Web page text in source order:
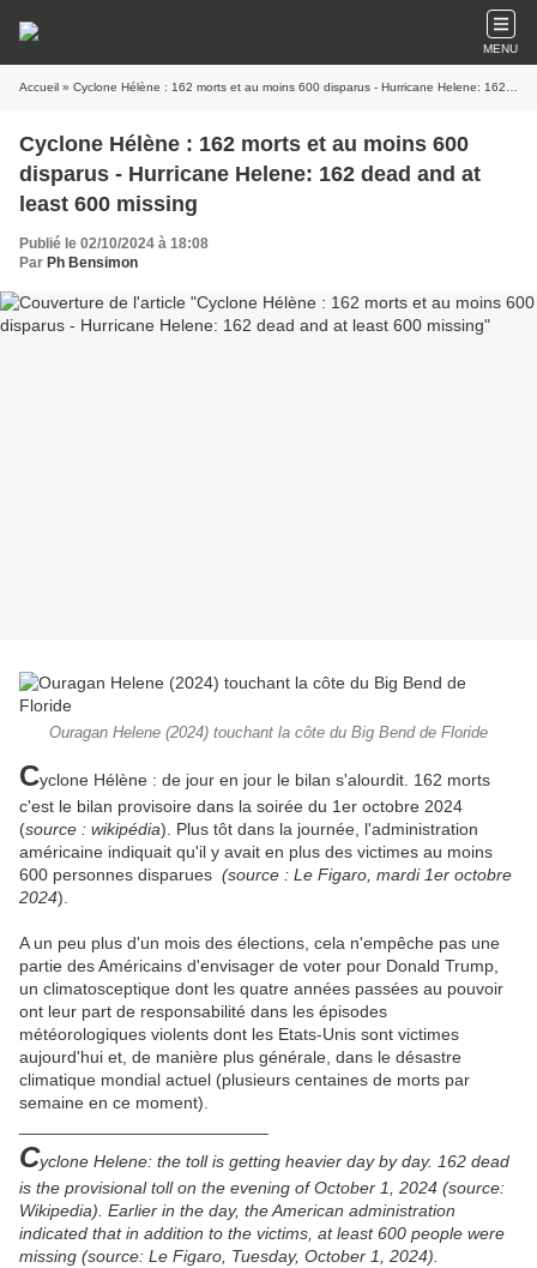
MENU
Accueil » Cyclone Hélène : 162 morts et au moins 600 disparus - Hurricane Helene: 162 dead and at least 600 missing
Cyclone Hélène : 162 morts et au moins 600
disparus - Hurricane Helene: 162 dead and at
least 600 missing
Publié le 02/10/2024 à 18:08
Par Ph Bensimon
Ouragan Helene (2024) touchant la côte du Big Bend de Floride
Cyclone Hélène : de jour en jour le bilan s'alourdit. 162 morts
c'est le bilan provisoire dans la soirée du 1er octobre 2024
(source : wikipédia). Plus tôt dans la journée, l'administration
américaine indiquait qu'il y avait en plus des victimes au moins
600 personnes disparues (source : Le Figaro, mardi 1er octobre
2024).
A un peu plus d'un mois des élections, cela n'empêche pas une
partie des Américains d'envisager de voter pour Donald Trump,
un climatosceptique dont les quatre années passées au pouvoir
ont leur part de responsabilité dans les épisodes
météorologiques violents dont les Etats-Unis sont victimes
aujourd'hui et, de manière plus générale, dans le désastre
climatique mondial actuel (plusieurs centaines de morts par
semaine en ce moment).
Cyclone Helene: the toll is getting heavier day by day. 162 dead
is the provisional toll on the evening of October 1, 2024 (source:
Wikipedia). Earlier in the day, the American administration
indicated that in addition to the victims, at least 600 people were
missing (source: Le Figaro, Tuesday, October 1, 2024).